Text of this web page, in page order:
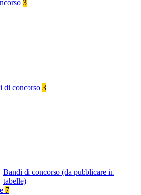
3
di concorso 3
Bandi di concorso (da pubblicare in
tabelle)
7